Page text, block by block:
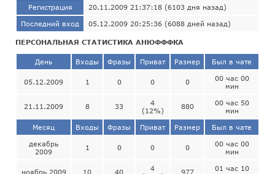
Регистрация 20.11.2009 21:37:18 (6103 дня назад)
Последний вход 05.12.2009 20:25:36 (6088 дней назад)
ПЕРСОНАЛЬНАЯ СТАТИСТИКА АНЮФФФКА
День Входы Фразы Приват Размер Был в чате
05.12.2009 1 0 0 0
00 час 00
мин
21.11.2009 8 33
4
(12%)
880
00 час 50
мин
Месяц Входы Фразы Приват Размер Был в чате
декабрь
2009
1 0 0 0
00 час 00
мин
ноябрь 2009 10 40
4
977
01 час 10